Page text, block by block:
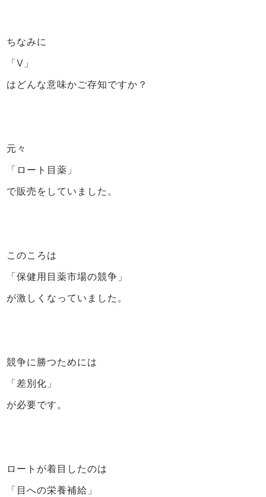
ちなみに
「V」
はどんな意味かご存知ですか？
元々
「ロート目薬」
で販売をしていました。
このころは
「保健用目薬市場の競争」
が激しくなっていました。
競争に勝つためには
「差別化」
が必要です。
ロートが着目したのは
「目への栄養補給」